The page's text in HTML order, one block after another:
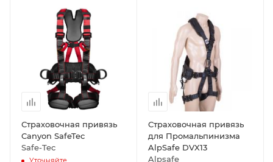
Страховочная привязь
Canyon SafeTec
Safe-Tec
Уточняйте
Страховочная привязь
для Промальпинизма
AlpSafe DVX13
Alpsafe